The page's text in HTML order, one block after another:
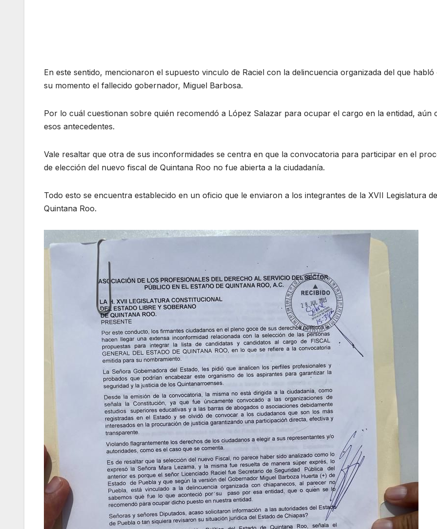
En este sentido, mencionaron el supuesto vinculo de Raciel con la delincuencia organizada del que habló
su momento el fallecido gobernador, Miguel Barbosa.
Por lo cuál cuestionan sobre quién recomendó a López Salazar para ocupar el cargo en la entidad, aún
esos antecedentes.
Vale resaltar que otra de sus inconformidades se centra en que la convocatoria para participar en el
de elección del nuevo fiscal de Quintana Roo no fue abierta a la ciudadanía.
Todo esto se encuentra establecido en un oficio que le enviaron a los integrantes de la XVII Legislatura de
Quintana Roo.